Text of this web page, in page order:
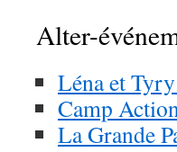
Alter-
Léna et
Camp
La Grande